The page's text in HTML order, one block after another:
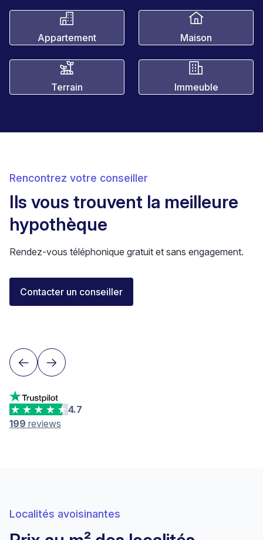
Appartement Maison
Terrain Immeuble
Rencontrez votre conseiller
Ils vous trouvent la meilleure
hypothèque
Rendez-vous téléphonique gratuit et sans engagement.
Contacter un conseiller
Florent Buser
Area Sales Director Romandie
4.7
199 reviews
Localités avoisinantes